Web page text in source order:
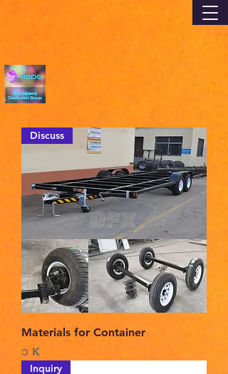
Discuss
Materials for Container
Price
၁ K
Inquiry